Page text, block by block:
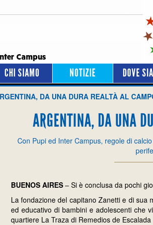
Campus
CHI SIAMO NOTIZIE DOVE
DA UNA DURA REALTÀ AL
ARGENTINA, DA UNA
Con Pupi ed Inter Campus, regole di
BUENOS AIRES– Si è conclusa da pochi
La fondazione del capitano Zanetti e di sua
ed educativo di bambini e adolescenti che
quartiere La Traza di Remedios de